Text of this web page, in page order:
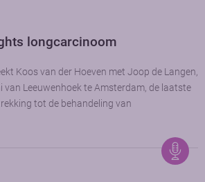
longcarcinoom
Koos van der Hoeven met Joop de Langen,
Leeuwenhoek te Amsterdam, de laatste
tot de behandeling van